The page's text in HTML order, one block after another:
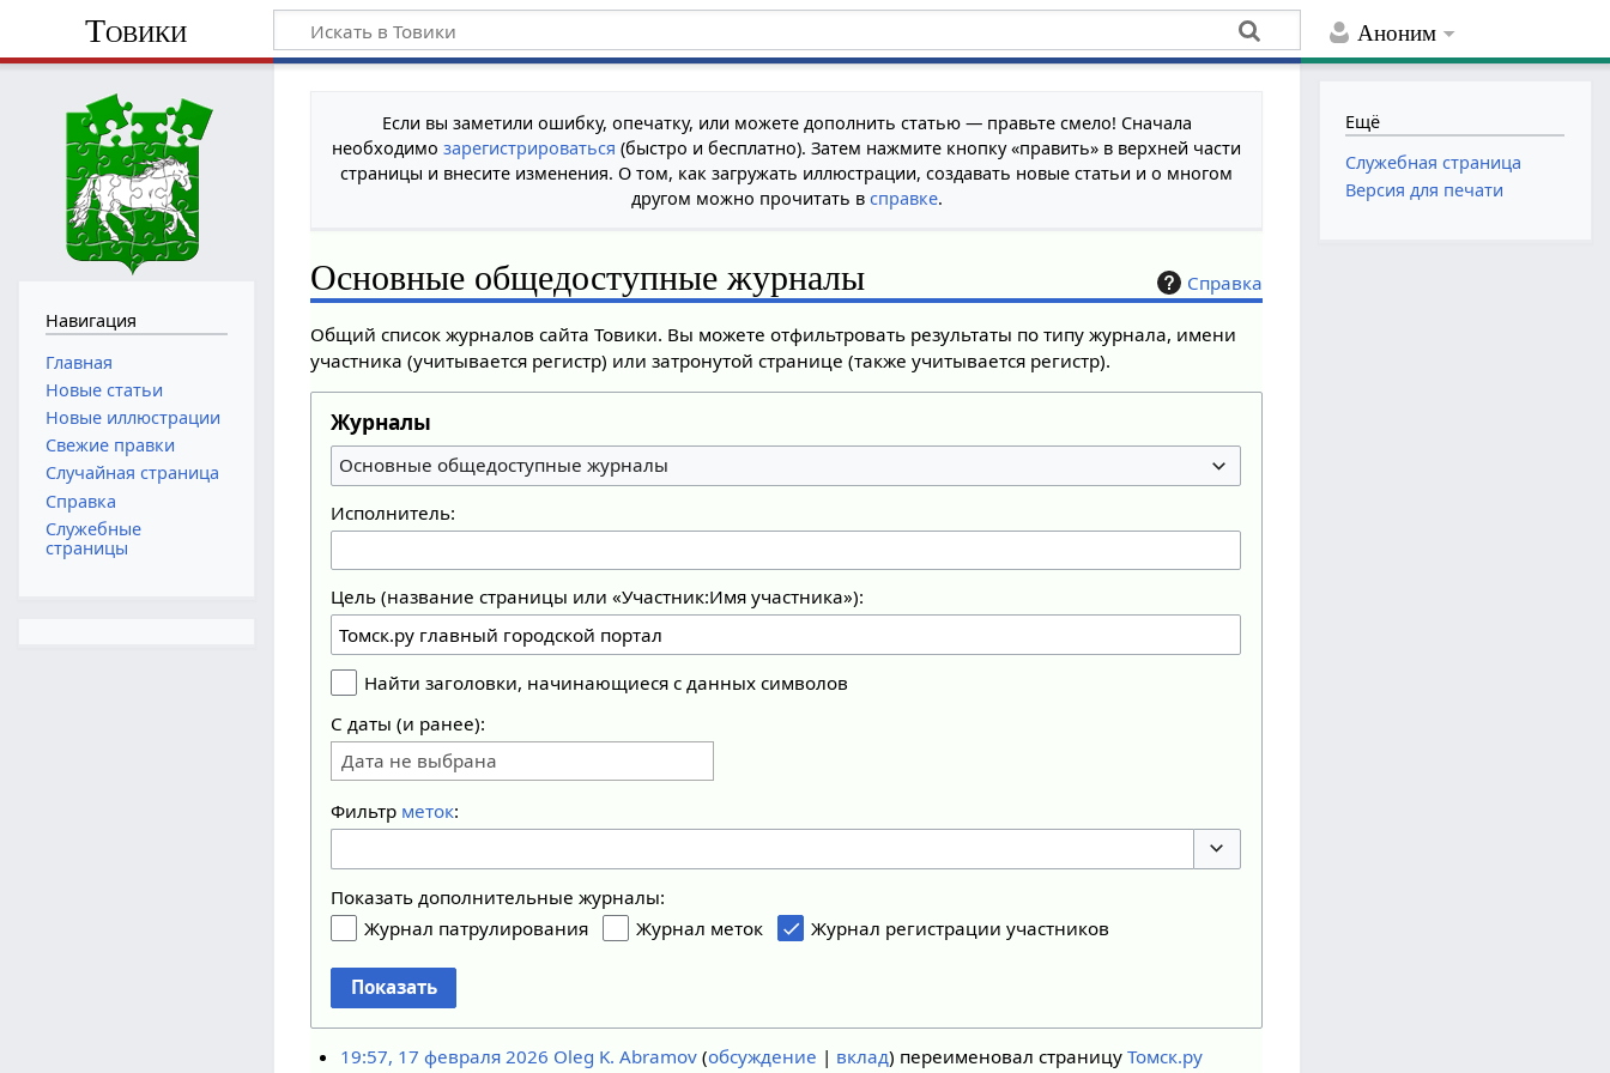
Аноним
Товики
Если вы заметили ошибку, опечатку, или можете дополнить статью — правьте смело! Сначала
необходимозарегистрироваться (быстро и бесплатно). Затем нажмите кнопку «править» в верхней части
страницы и внесите изменения. О том, как загружать иллюстрации, создавать новые статьи и о многом
другом можно прочитать в справке.
Справка
Основные общедоступные журналы
Общий список журналов сайта Товики. Вы можете отфильтровать результаты по типу журнала, имени
участника (учитывается регистр) или затронутой странице (также учитывается регистр).
Журналы
Основные общедоступные журналы
Исполнитель:
Цель (название страницы или «Участник:Имя участника»):
Найти заголовки, начинающиеся с данных символов
С даты (и ранее):
Дата не выбрана
Фильтр меток:
Показать дополнительные журналы:
Журнал патрулирования
Журнал меток Журнал регистрации участников
Показать
19:57, 17 февраля 2026 Oleg K. Abramov обсуждение вклад переименовал страницу Томск.ру
Навигация
Главная
Новые статьи
Новые иллюстрации
Свежие правки
Случайная страница
Справка
Служебные
страницы
Ещё
Служебная страница
Версия для печати